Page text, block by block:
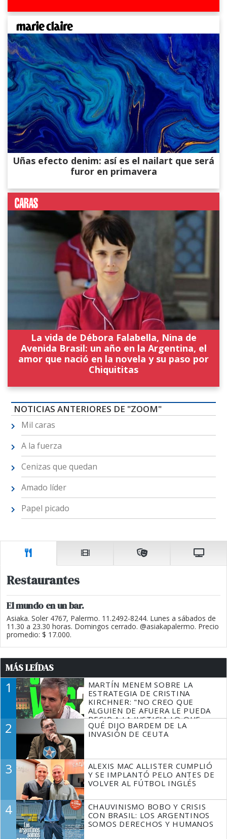
Uñas efecto denim: así es el nailart que será
furor en primavera
La vida de Débora Falabella, Nina de
Avenida Brasil: un año en la Argentina, el
amor que nació en la novela y su paso por
Chiquititas
NOTICIAS ANTERIORES DE "ZOOM"
Mil caras
A la fuerza
Cenizas que quedan
Amado líder
Papel picado
Restaurantes
El mundo en un bar.
Asiaka. Soler 4767, Palermo. 11.2492-8244. Lunes a sábados de
11.30 a 23.30 horas. Domingos cerrado. @asiakapalermo. Precio
promedio: $ 17.000.
MÁS LEÍDAS
1
MARTÍN MENEM SOBRE LA
ESTRATEGIA DE CRISTINA
KIRCHNER: "NO CREO QUE
ALGUIEN DE AFUERA LE PUEDA
DECIR A LA JUSTICIA LO QUE
TIENE QUE HACER"
2
QUÉ DIJO BARDEM DE LA
INVASIÓN DE CEUTA
3
ALEXIS MAC ALLISTER CUMPLIÓ
Y SE IMPLANTÓ PELO ANTES DE
VOLVER AL FÚTBOL INGLÉS
4
CHAUVINISMO BOBO Y CRISIS
CON BRASIL: LOS ARGENTINOS
SOMOS DERECHOS Y HUMANOS